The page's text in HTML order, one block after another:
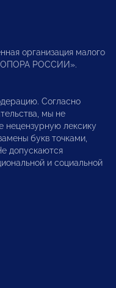
организация малого
«ОПОРА РОССИИ».
Согласно
мы не
лексику
букв точками,
допускаются
и социальной